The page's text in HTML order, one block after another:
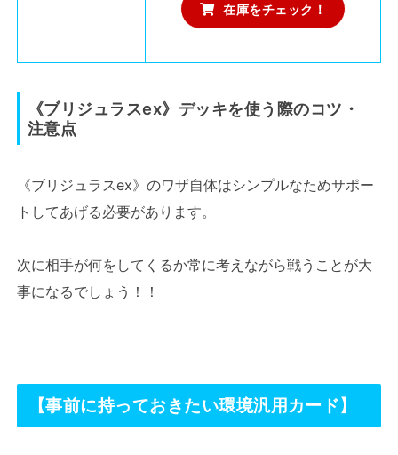
在庫をチェック！
《ブリジュラスex》デッキを使う際のコツ・
注意点
《ブリジュラスex》のワザ自体はシンプルなためサポー
トしてあげる必要があります。
次に相手が何をしてくるか常に考えながら戦うことが大
事になるでしょう！！
【事前に持っておきたい環境汎用カード】